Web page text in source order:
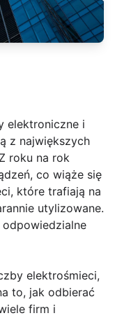
elektroniczne i
z największych
roku na rok
co wiąże się
które trafiają na
utylizowane.
elektrośmieci,
to, jak odbierać
firm i